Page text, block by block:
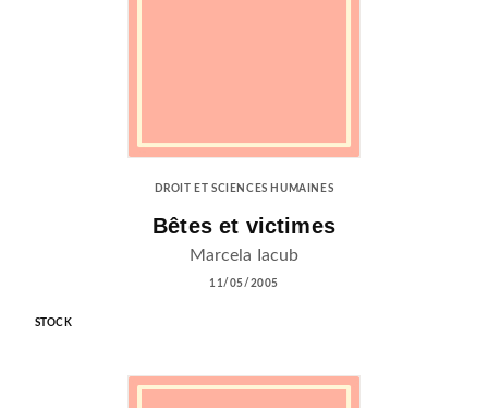
DROIT ET SCIENCES HUMAINES
Bêtes et victimes
Marcela Iacub
11/05/2005
STOCK